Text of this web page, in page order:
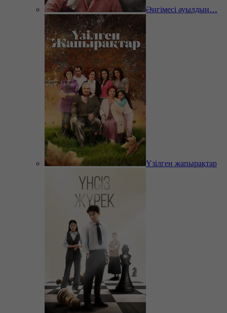
Әңгімесі ауылдың…
Үзілген жапырақтар